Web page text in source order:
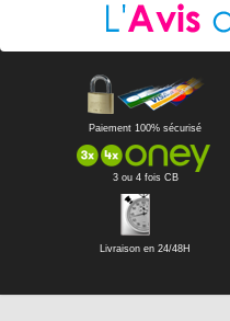
Paiement 100% sécurisé
3 ou 4 fois CB
Livraison en 24/48H